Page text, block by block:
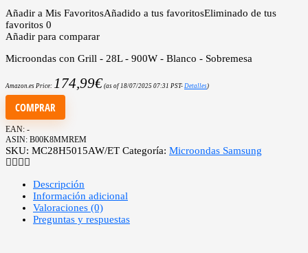
Añadir a Mis FavoritosAñadido a tus favoritosEliminado de tus
favoritos 0
Añadir para comparar
Microondas con Grill - 28L - 900W - Blanco - Sobremesa
Amazon.es Price: 174,99€ (as of 18/07/2025 07:31 PST- Detalles)
COMPRAR
EAN: -
ASIN: B00K8MMREM
SKU: MC28H5015AW/ET Categoría: Microondas Samsung
Descripción
Información adicional
Valoraciones (0)
Preguntas y respuestas